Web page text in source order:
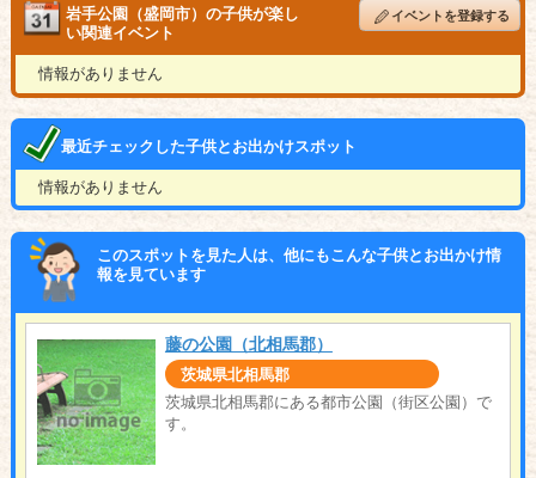
岩手公園（盛岡市）の子供が楽し
い関連イベント
イベントを登録する
情報がありません
最近チェックした子供とお出かけスポット
情報がありません
このスポットを見た人は、他にもこんな子供とお出かけ情
報を見ています
藤の公園（北相馬郡）
茨城県北相馬郡
茨城県北相馬郡にある都市公園（街区公園）で
す。